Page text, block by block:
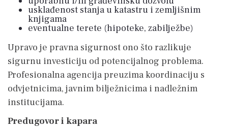
usklađenost stanja u katastru i zemljišnim
knjigama
eventualne terete (hipoteke, zabilježbe)
Upravo je pravna sigurnost ono što razlikuje
sigurnu investiciju od potencijalnog problema.
Profesionalna agencija preuzima koordinaciju s
odvjetnicima, javnim bilježnicima i nadležnim
institucijama.
Predugovor i kapara